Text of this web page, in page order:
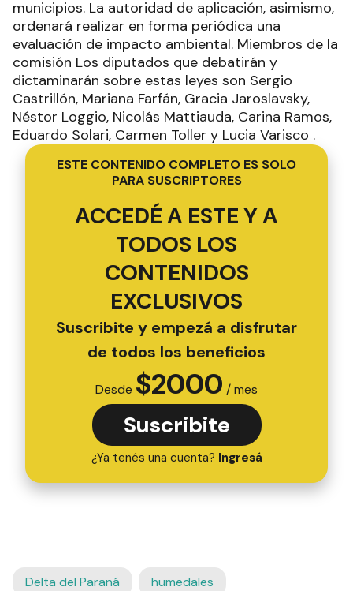
municipios. La autoridad de aplicación, asimismo,
ordenará realizar en forma periódica una
evaluación de impacto ambiental. Miembros de la
comisión Los diputados que debatirán y
dictaminarán sobre estas leyes son Sergio
Castrillón, Mariana Farfán, Gracia Jaroslavsky,
Néstor Loggio, Nicolás Mattiauda, Carina Ramos,
Eduardo Solari, Carmen Toller y Lucia Varisco .
ESTE CONTENIDO COMPLETO ES SOLO
PARA SUSCRIPTORES
ACCEDÉ A ESTE Y A
TODOS LOS
CONTENIDOS
EXCLUSIVOS
Suscribite y empezá a disfrutar
de todos los beneficios
Desde $2000 / mes
Suscribite
¿Ya tenés una cuenta? Ingresá
Delta del Paraná humedales